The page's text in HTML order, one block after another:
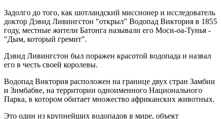
Задолго до того, как шотландский миссионер и исследователь
доктор Дэвид Ливингстон "открыл" Водопад Виктория в 1855
году, местные жители Батонга называли его Моси-оа-Тунья -
"Дым, который гремит".
Дэвид Ливингстон был поражен красотой водопада и назвал
его в честь своей королевы.
Водопад Виктория расположен на границе двух стран Замбии
и Зимбабве, на территории одноименного Национального
Парка, в котором обитает множество африканских животных.
Это один из крупнейших водопадов в мире, объект